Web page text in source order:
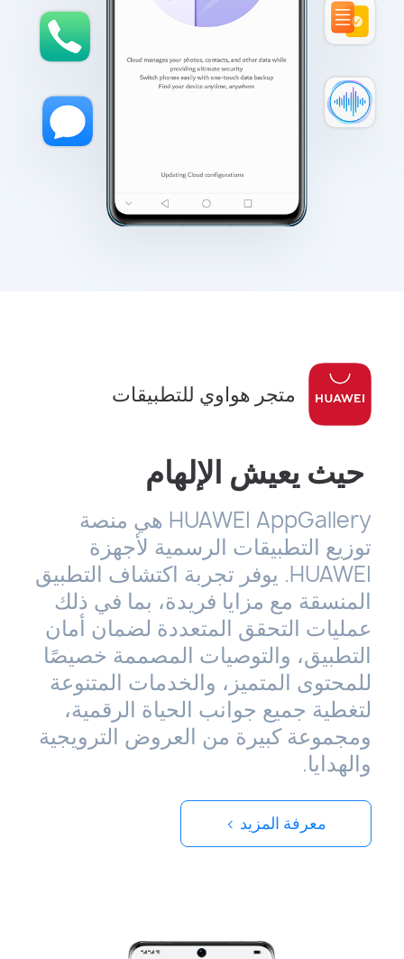
متجر هواوي للتطبيقات
حيث يعيش الإلهام
HUAWEI AppGallery هي منصة
توزيع التطبيقات الرسمية لأجهزة
HUAWEI. يوفر تجربة اكتشاف التطبيق
المنسقة مع مزايا فريدة، بما في ذلك
عمليات التحقق المتعددة لضمان أمان
التطبيق، والتوصيات المصممة خصيصًا
للمحتوى المتميز، والخدمات المتنوعة
لتغطية جميع جوانب الحياة الرقمية،
ومجموعة كبيرة من العروض الترويجية
والهدايا.
معرفة المزيد >